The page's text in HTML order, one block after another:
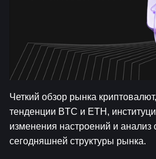
Четкий обзор рынка
тенденции BTC и ETH,
изменения настроений и анализ
сегодняшней структуры рынка.